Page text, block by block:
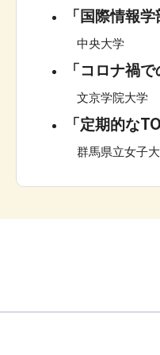
「国際情報
中央大学
「コロナ禍
文京学院大学
「定期的な
群馬県立女子